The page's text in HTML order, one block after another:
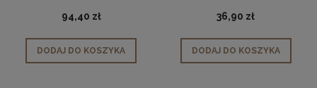
94,40 zł
DODAJ DO KOSZYKA
36,90 zł
DODAJ DO KOSZYKA